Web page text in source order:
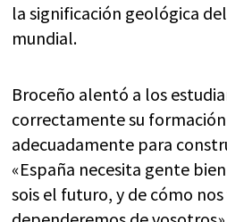
la significación geológica
mundial.
Broceño alentó a los
correctamente su
adecuadamente para
«España necesita gente
sois el futuro, y de cómo nos